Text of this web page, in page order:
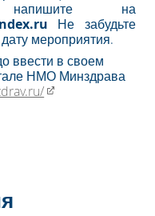
на
Не забудьте
мероприятия.
ввести в своем
НМО Минздрава